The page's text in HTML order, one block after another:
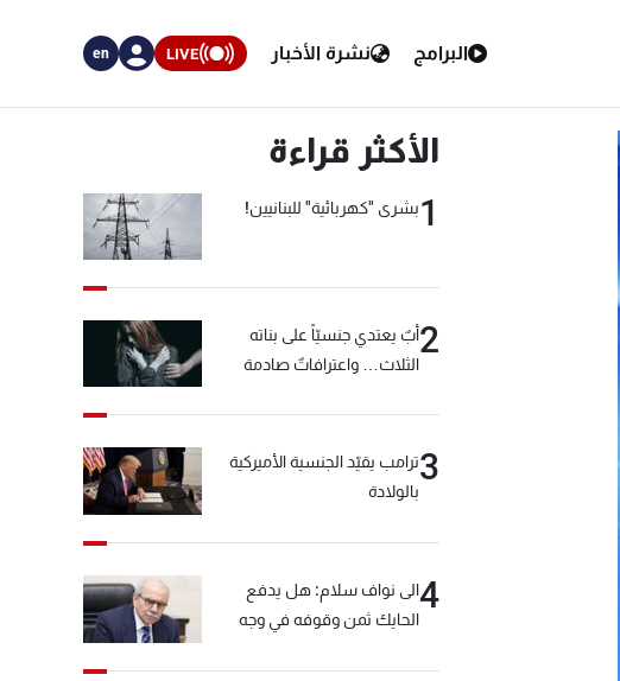
البرامج نشرة الأخبار LIVE
en
الأكثر قراءة
1بشرى "كهربائية" للبنانيين!
2أبٌ يعتدي جنسيّاً على بناته
الثلاث… واعترافاتٌ صادمة
3ترامب يقيّد الجنسية الأميركية
بالولادة
4الى نواف سلام: هل يدفع
الحايك ثمن وقوفه في وجه